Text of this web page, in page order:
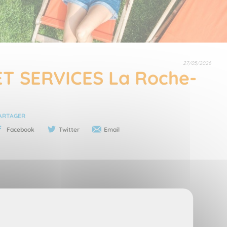
27/05/2026
SERVICES La Roche-
Facebook
Twitter Email